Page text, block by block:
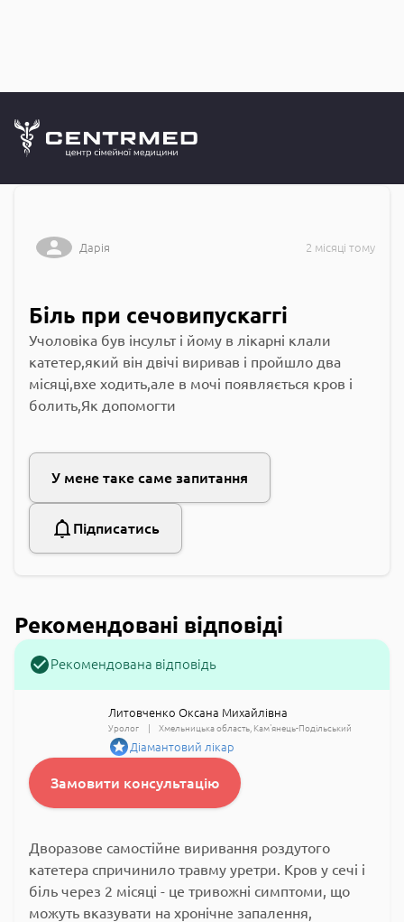
CENTRMED: Задай питання лікарю онлайн
Дарія 2 місяці тому
Біль при сечовипускаггі
Учоловіка був інсульт і йому в лікарні клали
катетер,який він двічі виривав і пройшло два
місяці,вхе ходить,але в мочі появляється кров і
болить,Як допомогти
У мене таке саме запитання
Підписатись
Рекомендовані відповіді
Рекомендована відповідь
Литовченко Оксана Михайлівна
Уролог Хмельницька область Кам'янець-Подільський
Діамантовий лікар
Замовити консультацію
Дворазове самостійне виривання роздутого
катетера спричинило травму уретри. Кров у сечі і
біль через 2 місяці - це тривожні симптоми, що
можуть вказувати на хронічне запалення,